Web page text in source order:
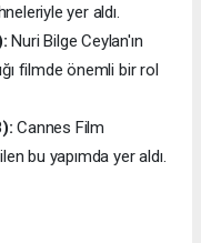
yer aldı.
Nuri Bilge Ceylan'ın
filmde önemli bir rol
Cannes Film
bu yapımda yer aldı.